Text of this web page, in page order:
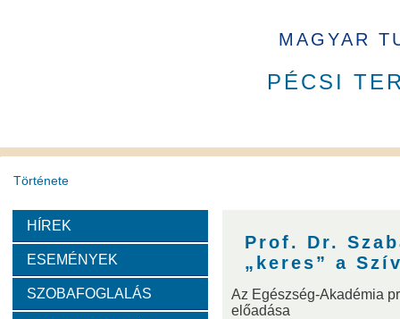
MAGYAR
PÉCSI
Története
A PAB mindenkori tisztségviselői
PAB Szakbizottságai és Munkabizottságai
HÍREK
ESEMÉNYEK
SZOBAFOGLALÁS
Prof. Dr.
„keres” a
Az Egészség-Akadémia
előadása